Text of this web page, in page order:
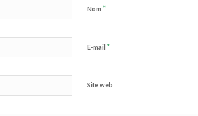
Nom *
E-mail *
Site web